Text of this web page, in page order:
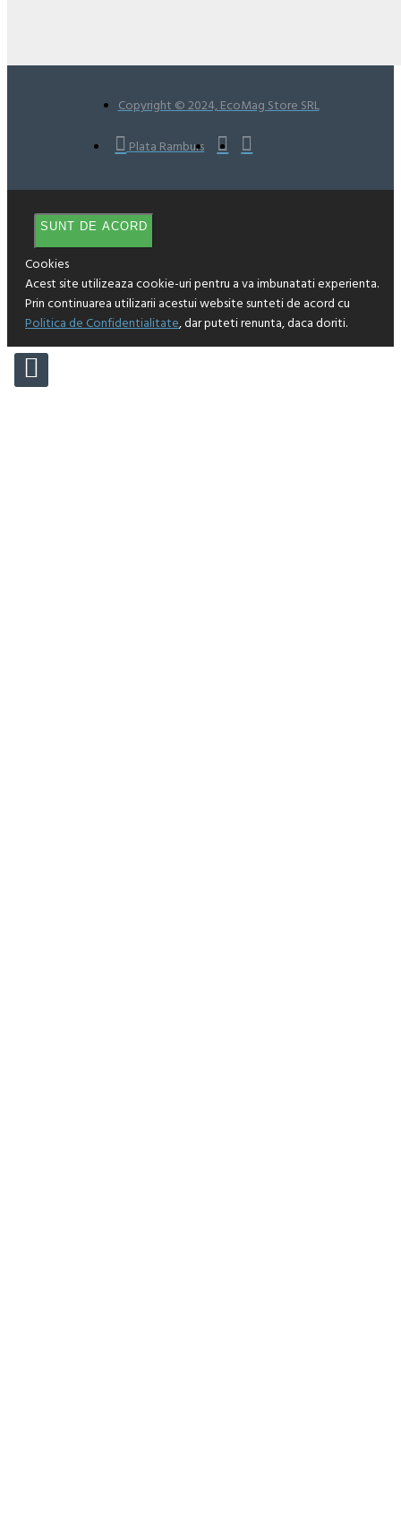
Copyright © 2024, EcoMag Store SRL
Plata Ramburs
SUNT DE ACORD
Cookies
Acest site utilizeaza cookie-uri pentru a va imbunatati experienta.
Prin continuarea utilizarii acestui website sunteti de acord cu
Politica de Confidentialitate, dar puteti renunta, daca doriti.